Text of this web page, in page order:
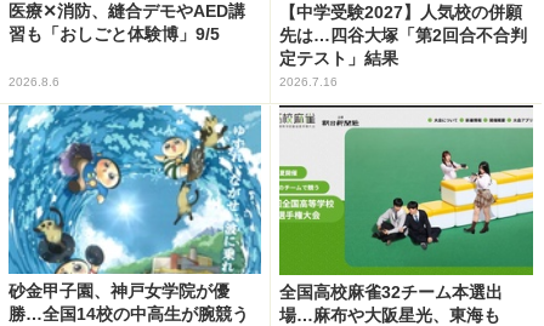
医療✕消防、縫合デモやAED講
習も「おしごと体験博」9/5
2026.8.6
【中学受験2027】人気校の併願
先は…四谷大塚「第2回合不合判
定テスト」結果
2026.7.16
砂金甲子園、神戸女学院が優
勝…全国14校の中高生が腕競う
全国高校麻雀32チーム本選出
場…麻布や大阪星光、東海も